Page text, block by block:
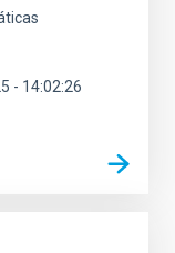
- 14:02:26